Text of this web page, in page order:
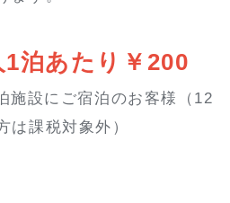
泊あたり￥200
施設にご宿泊のお客様（12
は課税対象外）